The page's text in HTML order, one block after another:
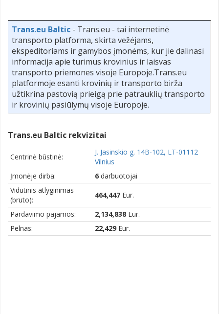
Trans.eu Baltic - Trans.eu - tai internetinė
transporto platforma, skirta vežėjams,
ekspeditoriams ir gamybos įmonėms, kur jie dalinasi
informacija apie turimus krovinius ir laisvas
transporto priemones visoje Europoje.Trans.eu
platformoje esanti krovinių ir transporto birža
užtikrina pastovią prieigą prie patrauklių transporto
ir krovinių pasiūlymų visoje Europoje.
Trans.eu Baltic rekvizitai
Centrinė būstinė:
J. Jasinskio g. 14B-102, LT-01112
Vilnius
Įmonėje dirba:
6 darbuotojai
Vidutinis atlyginimas
(bruto):
464,447 Eur.
Pardavimo pajamos: 2,134,838 Eur.
Pelnas:
22,429 Eur.